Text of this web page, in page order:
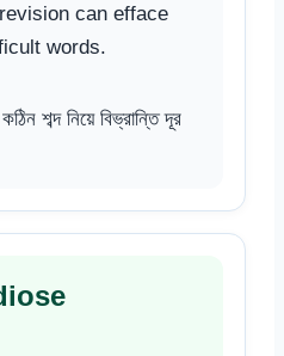
can efface
words.
শব্দ নিয়ে বিভ্রান্তি দূর